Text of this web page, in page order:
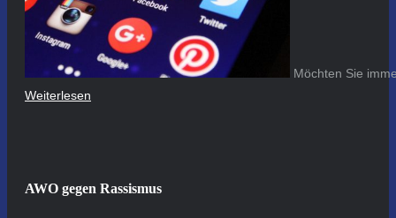
Möchten Sie
Weiterlesen
AWO gegen Rassismus